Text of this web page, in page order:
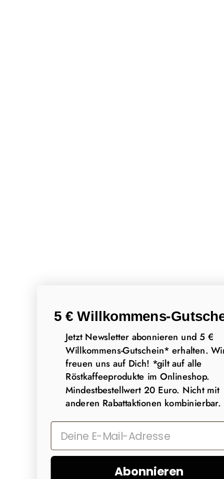
5 € Willkommens-
Jetzt Newsletter abonnieren und 5 €
Willkommens-Gutschein* erhalten.
freuen uns auf Dich! *gilt auf alle
Röstkaffeeprodukte im Onlineshop.
Mindestbestellwert 20 Euro. Nicht mit
anderen Rabattaktionen kombinierbar.
Abonnieren